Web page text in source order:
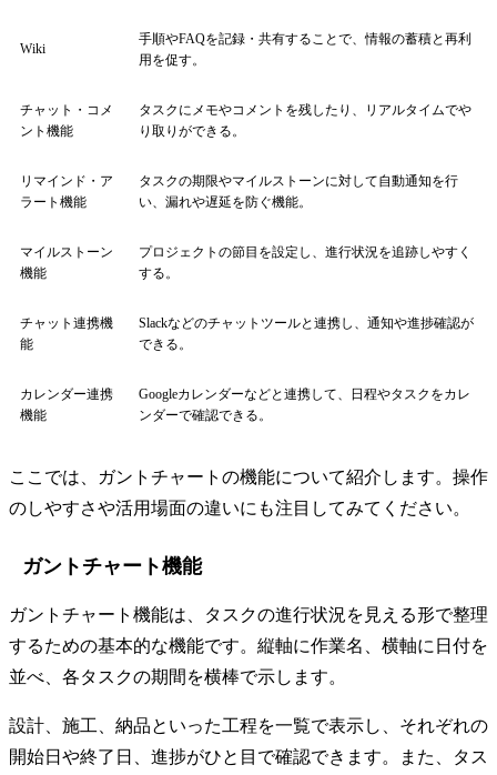
Wiki
手順やFAQを記録・共有することで、情報の蓄積と再利
用を促す。
チャット・コメ
ント機能
タスクにメモやコメントを残したり、リアルタイムでや
り取りができる。
リマインド・ア
ラート機能
タスクの期限やマイルストーンに対して自動通知を行
い、漏れや遅延を防ぐ機能。
マイルストーン
機能
プロジェクトの節目を設定し、進行状況を追跡しやすく
する。
チャット連携機
能
Slackなどのチャットツールと連携し、通知や進捗確認が
できる。
カレンダー連携
機能
Googleカレンダーなどと連携して、日程やタスクをカレ
ンダーで確認できる。
ここでは、ガントチャートの機能について紹介します。操作
のしやすさや活用場面の違いにも注目してみてください。
ガントチャート機能
ガントチャート機能は、タスクの進行状況を見える形で整理
するための基本的な機能です。縦軸に作業名、横軸に日付を
並べ、各タスクの期間を横棒で示します。
設計、施工、納品といった工程を一覧で表示し、それぞれの
開始日や終了日、進捗がひと目で確認できます。また、タス